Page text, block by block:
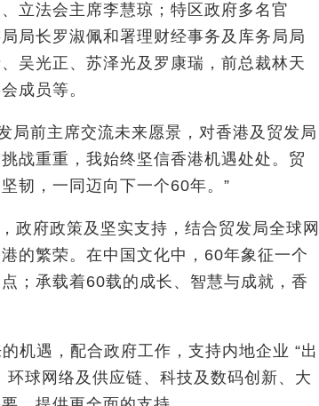
立法会主席李慧琼；特区政府多名官
局长罗淑佩和署理财经事务及库务局局
吴光正、苏泽光及罗康瑞，前总裁林天
成员等。
局前主席交流未来愿景，对香港及贸发局
战重重，我始终坚信香港机遇处处。贸
韧，一同迈向下一个60年。”
政府政策及坚实支持，结合贸发局全球网
的繁荣。在中国文化中，60年象征一个
；承载着60载的成长、智慧与成就，香
机遇，配合政府工作，支持内地企业 “出
球网络及供应链、科技及数码创新、大